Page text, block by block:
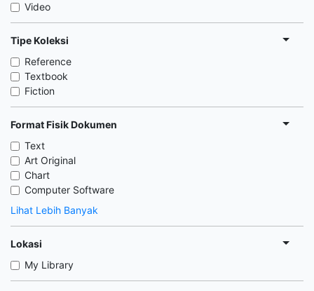
Video
Tipe Koleksi
Reference
Textbook
Fiction
Format Fisik Dokumen
Text
Art Original
Chart
Computer Software
Lihat Lebih Banyak
Lokasi
My Library